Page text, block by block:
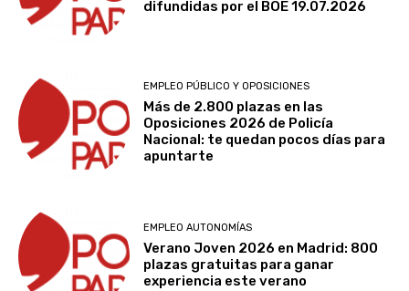
difundidas por el BOE 19.07.2026
EMPLEO PÚBLICO Y OPOSICIONES
Más de 2.800 plazas en las
Oposiciones 2026 de Policía
Nacional: te quedan pocos días para
apuntarte
EMPLEO AUTONOMÍAS
Verano Joven 2026 en Madrid: 800
plazas gratuitas para ganar
experiencia este verano